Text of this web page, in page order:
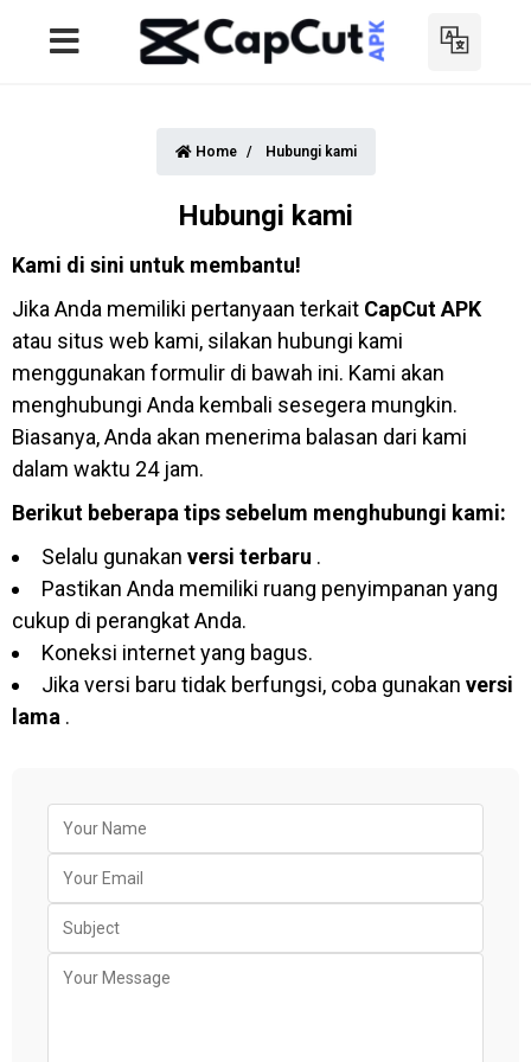
Home Hubungi kami
Hubungi kami
Kami di sini untuk membantu!
Jika Anda memiliki pertanyaan terkait CapCut APK
atau situs web kami, silakan hubungi kami
menggunakan formulir di bawah ini. Kami akan
menghubungi Anda kembali sesegera mungkin.
Biasanya, Anda akan menerima balasan dari kami
dalam waktu 24 jam.
Berikut beberapa tips sebelum menghubungi kami:
Selalu gunakan versi terbaru .
Pastikan Anda memiliki ruang penyimpanan yang
cukup di perangkat Anda.
Koneksi internet yang bagus.
Jika versi baru tidak berfungsi, coba gunakan versi
lama .